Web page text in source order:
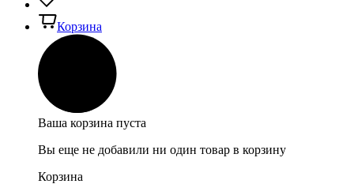
Корзина
Ваша корзина пуста
Вы еще не добавили ни один товар в корзину
Корзина